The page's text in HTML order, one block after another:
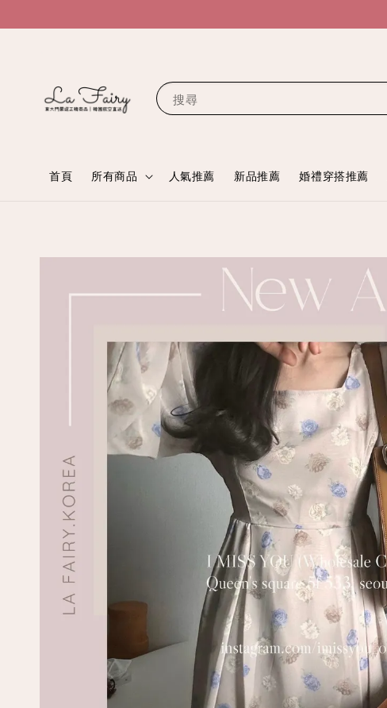
搜尋
首頁 所有商品 人氣推薦 新品推薦 婚禮穿搭推薦